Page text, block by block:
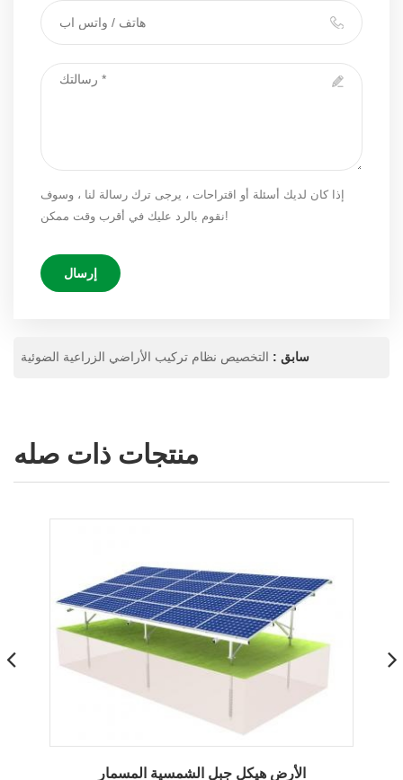
إذا كان لديك أسئلة أو اقتراحات ، يرجى ترك رسالة لنا ، وسوف
نقوم بالرد عليك في أقرب وقت ممكن!
إرسال
سابق : التخصيص نظام تركيب الأراضي الزراعية الضوئية
منتجات ذات صله
نظام تركيب الأرض من الألومنيوم